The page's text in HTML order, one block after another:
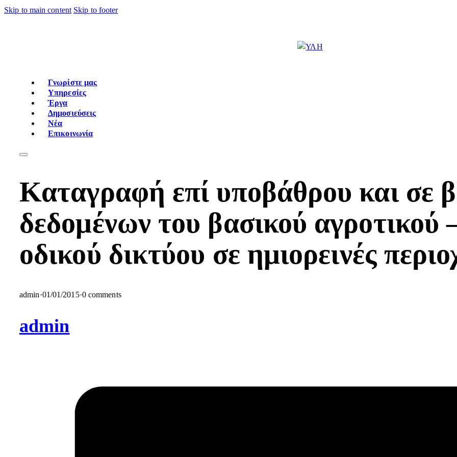
Skip to main content Skip to footer
Γνωρίστε μας
Υπηρεσίες
Έργα
Δημοσιεύσεις
Νέα
Επικοινωνία
Καταγραφή επί υποβάθρου και σε
δεδομένων του βασικού αγροτικού
οδικού δικτύου σε ημιορεινές
admin·01/01/2015·0 comments
admin